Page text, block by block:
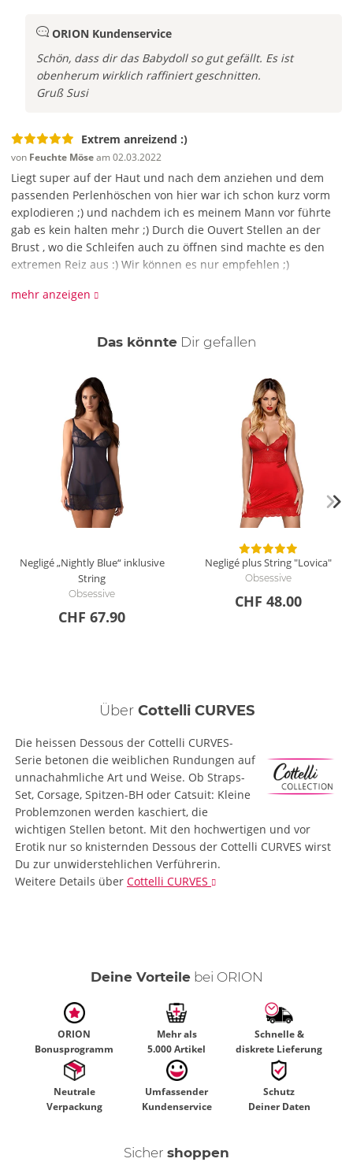
ORION Kundenservice
Schön, dass dir das Babydoll so gut gefällt. Es ist
obenherum wirklich raffiniert geschnitten.
GrußSusi
Extrem anreizend :)
von Feuchte Möseam 02.03.2022
Liegt super auf der Haut und nach dem anziehen und dem
passenden Perlenhöschen von hier war ich schon kurz vorm
explodieren ;) und nachdem ich es meinem Mann vor führte
gab es kein halten mehr ;) Durch die Ouvert Stellen an der
Brust , wo die Schleifen auch zu öffnen sind machte es den
extremen Reiz aus :) Wir können es nur empfehlen ;)
Mein
Ein wunderbares etwas, liegt angenehm auf der Haut, gibt
Einblicke frei auf die verführerischen Körperteile für die
mehr anzeigen
Das könnte Dir auch
gefallen
Negligé „Nightly Blue“ inklusive
String
Obsessive
CHF 67.90
Negligé plus String "Lovica"
Obsessive
CHF 48.00
Über Cottelli CURVES
Die heissen Dessous der Cottelli CURVES-
Serie betonen die weiblichen Rundungen auf
unnachahmliche Art und Weise. Ob Straps-
Set, Corsage, Spitzen-BH oder Catsuit: Kleine
Problemzonen werden kaschiert, die
wichtigen Stellen betont. Mit den hochwertigen und vor
Erotik nur so knisternden Dessous der Cottelli CURVES wirst
Du zur unwiderstehlichen Verführerin.
Weitere Details über Cottelli CURVES
Deine Vorteilebei ORION
ORION
Bonusprogramm
Mehr als
5.000 Artikel
Schnelle &
diskrete Lieferung
Neutrale
Verpackung
Umfassender
Kundenservice
Schutz
Deiner Daten
Sicher shoppen